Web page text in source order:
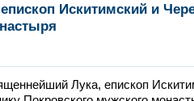
Искитимский и
Лука, епископ